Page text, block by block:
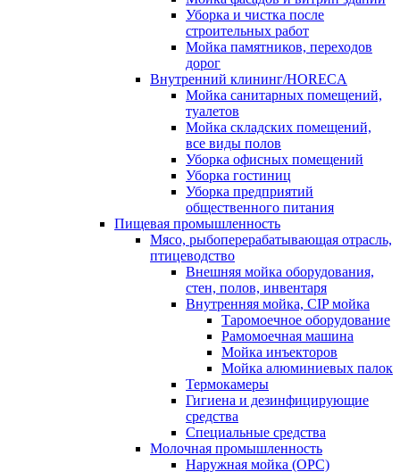
Уборка и чистка после
строительных работ
Мойка памятников, переходов
дорог
Внутренний клининг/HORECA
Мойка санитарных помещений,
туалетов
Мойка складских помещений,
все виды полов
Уборка офисных помещений
Уборка гостиниц
Уборка предприятий
общественного питания
Пищевая промышленность
Мясо, рыбоперерабатывающая отрасль,
птицеводство
Внешняя мойка оборудования,
стен, полов, инвентаря
Внутренняя мойка, CIP мойка
Таромоечное оборудование
Рамомоечная машина
Мойка инъекторов
Мойка алюминиевых палок
Термокамеры
Гигиена и дезинфицирующие
средства
Специальные средства
Молочная промышленность
Наружная мойка (ОРС)